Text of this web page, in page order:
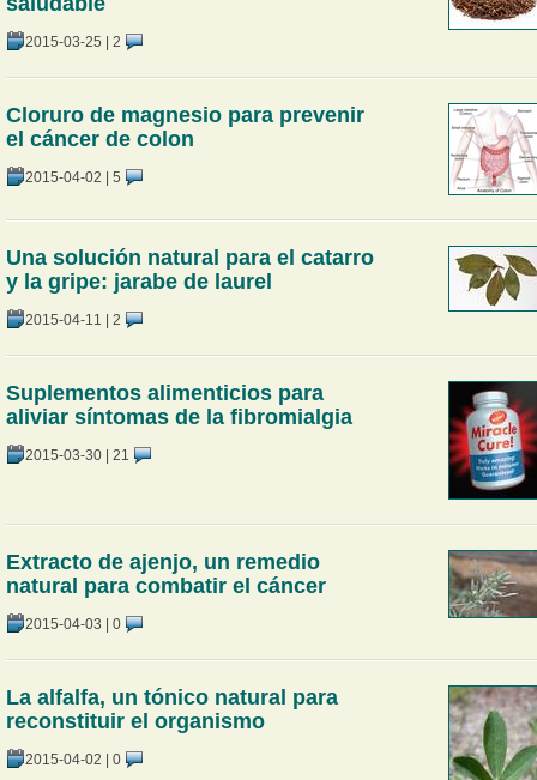
2015-03-25 | 2
Cloruro de magnesio para prevenir
el cáncer de colon
2015-04-02 | 5
Una solución natural para el catarro
y la gripe: jarabe de laurel
2015-04-11 | 2
Suplementos alimenticios para
aliviar síntomas de la fibromialgia
2015-03-30| 21
Extracto de ajenjo, un remedio
natural para combatir el cáncer
2015-04-03 | 0
La alfalfa, un tónico natural para
reconstituir el organismo
2015-04-02 | 0